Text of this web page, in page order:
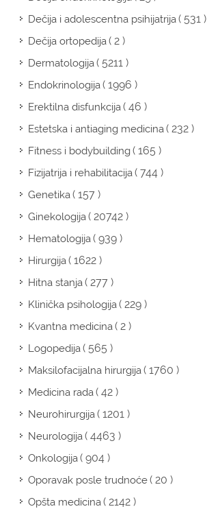
Dečija i adolescentna psihijatrija( 531 )
Dečija ortopedija( 2 )
Dermatologija( 5211 )
Endokrinologija( 1996 )
Erektilna disfunkcija( 46 )
Estetska i antiaging medicina( 232 )
Fitness i bodybuilding( 165 )
Fizijatrija i rehabilitacija( 744 )
Genetika( 157 )
Ginekologija( 20742 )
Hematologija( 939 )
Hirurgija( 1622 )
Hitna stanja( 277 )
Klinička psihologija( 229 )
Kvantna medicina( 2 )
Logopedija( 565 )
Maksilofacijalna hirurgija( 1760 )
Medicina rada( 42 )
Neurohirurgija( 1201 )
Neurologija( 4463 )
Onkologija( 904 )
Oporavak posle trudnoće( 20 )
Opšta medicina( 2142 )